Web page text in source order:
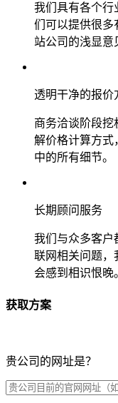
我们具有各个行
们可以提供很多
站公司的浅显意
透明干净的报价
商务洽谈阶段挖
解价格计算方式
中的所有细节。
长期顾问服务
我们与众多客户
联网相关问题，
会感到相识恨晚
获取方案
贵公司的网址是？